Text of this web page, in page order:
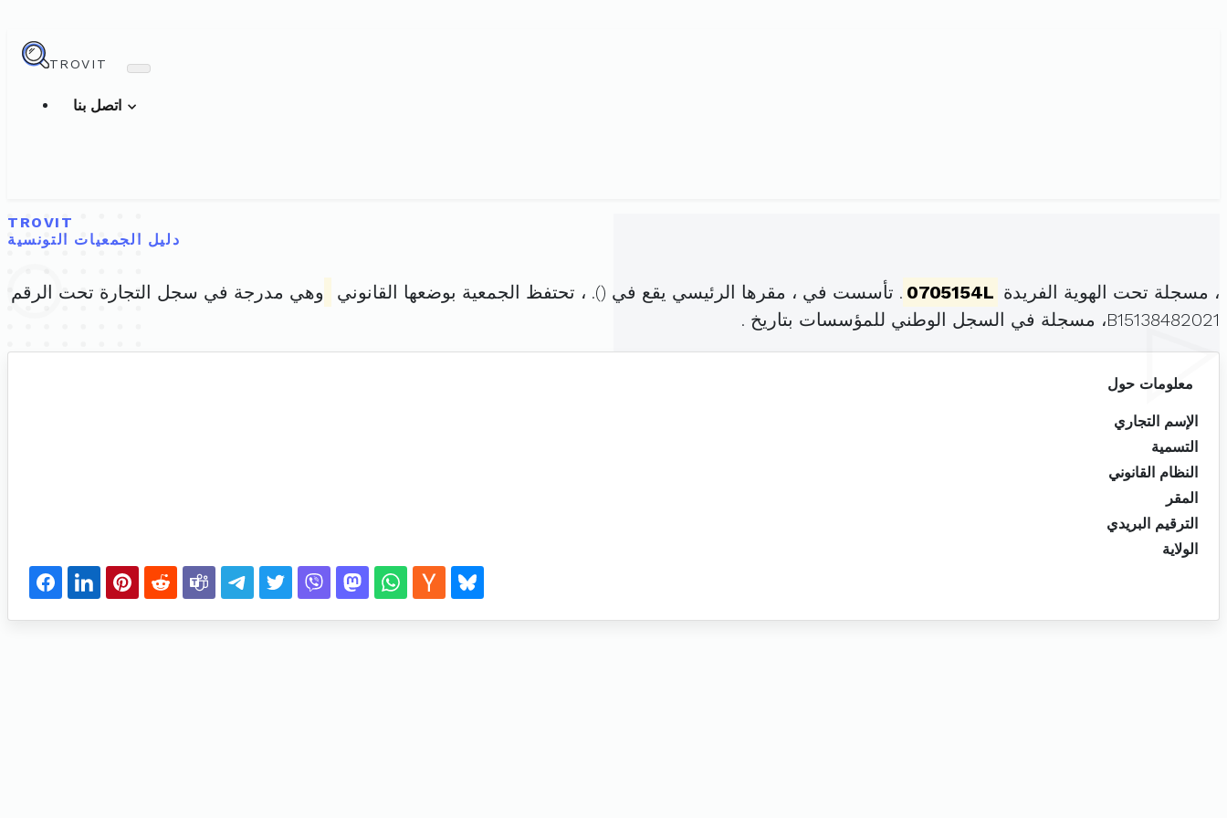
TROVIT
TROVIT
دليل الجمعيات التونسية
، مسجلة تحت الهوية الفريدة 0705154L . تأسست في ، مقرها الرئيسي يقع في (). ، تحتفظ الجمعية بوضعها القانوني
وهي مدرجة في سجل التجارة تحت الرقم
B15138482021، مسجلة في السجل الوطني للمؤسسات بتاريخ .
معلومات حول
الإسم التجاري
التسمية
النظام القانوني
المقر
الترقيم البريدي
الولاية